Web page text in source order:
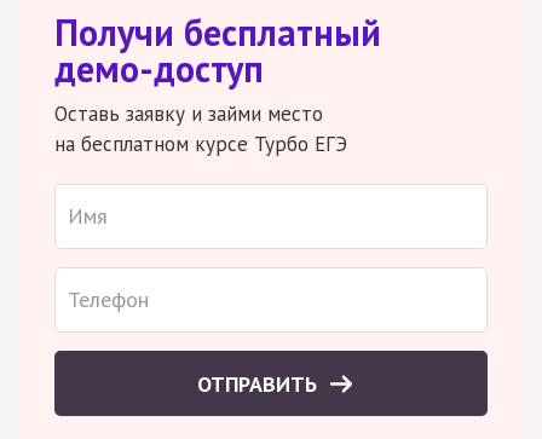
Получи бесплатный
демо-доступ
Оставь заявку и займи место
на бесплатном курсе Турбо ЕГЭ
ОТПРАВИТЬ